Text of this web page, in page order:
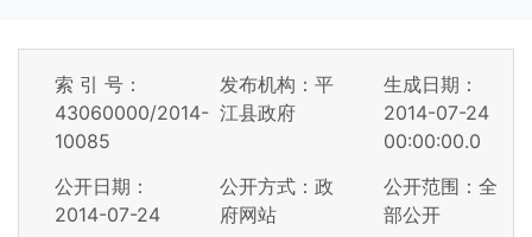
索 引 号：
43060000/2014-
10085
发布机构：平
江县政府
生成日期：
2014-07-24
00:00:00.0
公开日期：
2014-07-24
公开方式：政
府网站
公开范围：全
部公开